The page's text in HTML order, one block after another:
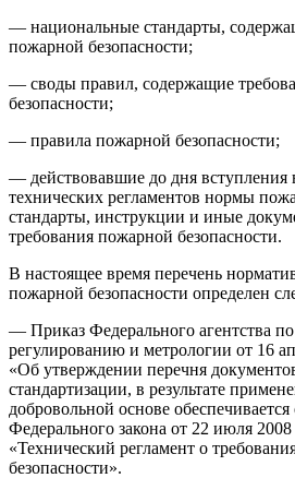
— национальные стандарты,
пожарной безопасности;
— своды правил, содержащие
безопасности;
— правила пожарной безопасности;
— действовавшие до дня вступления
технических регламентов нормы
стандарты, инструкции и иные
требования пожарной безопасности.
В настоящее время перечень
пожарной безопасности определен
— Приказ Федерального агентства
регулированию и метрологии от 16
«Об утверждении перечня
стандартизации, в результате
добровольной основе
Федерального закона от 22 июля
«Технический регламент о
безопасности».